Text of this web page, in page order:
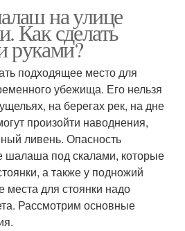
на улице
Как сделать
руками?
подходящее место для
убежища. Его нельзя
на берегах рек, на дне
произойти наводнения,
ливень. Опасность
шалаша под скалами, которые
а также у подножий
места для стоянки надо
Рассмотрим основные